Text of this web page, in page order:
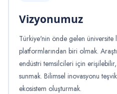
Vizyonumuz
Türkiye'nin önde gelen üniversite
platformlarından biri olmak.
endüstri temsilcileri için
sunmak. Bilimsel inovasyonu
ekosistem oluşturmak.